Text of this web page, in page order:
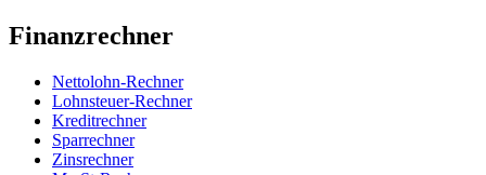
Finanzrechner
Nettolohn-Rechner
Lohnsteuer-Rechner
Kreditrechner
Sparrechner
Zinsrechner